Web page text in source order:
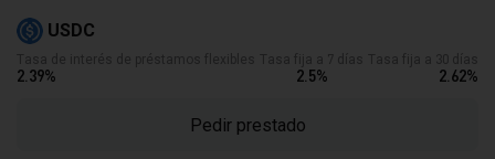
USDC
2.39% 2.5% 2.62%
Pedir prestado